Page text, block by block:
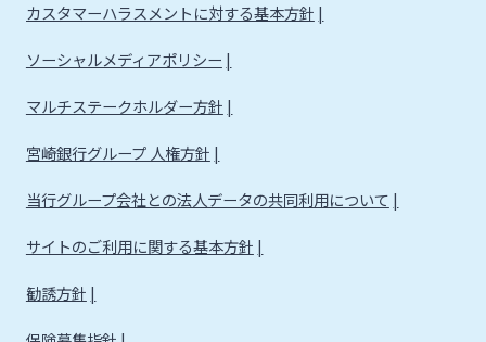
宮崎銀行について
ニュースリリース一覧
お問い合わせ先一覧
カスタマーハラスメントに対する基本方針
ソーシャルメディアポリシー
マルチステークホルダー方針
宮崎銀行グループ 人権方針
当行グループ会社との法人データの共同利用について
サイトのご利用に関する基本方針
勧誘方針